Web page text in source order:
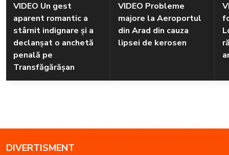
VIDEO Un gest
aparent romantic a
stârnit indignare și a
declanșat o anchetă
penală pe
Transfăgărășan
VIDEO Probleme
majore la Aeroportul
din Arad din cauza
lipsei de kerosen
DIVERTISMENT